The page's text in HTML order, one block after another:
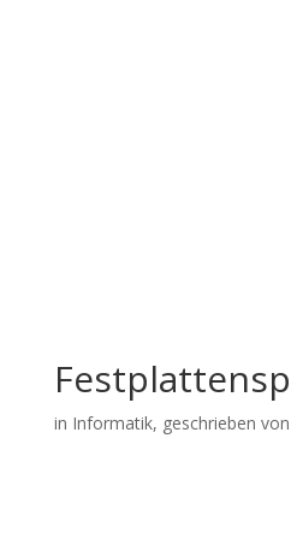
in Informatik, geschrieben